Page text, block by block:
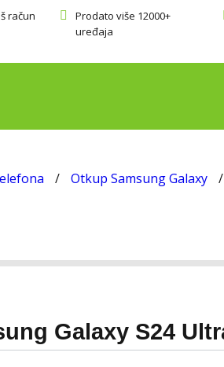
račun
Prodato više 12000+
uređaja
/ Otkup Samsung Galaxy
Galaxy S24